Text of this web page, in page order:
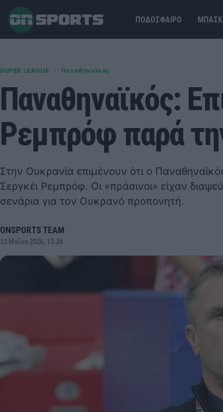
ΠΟΔΟΣΦΑΙΡΟ
SUPER LEAGUE · Παναθηναϊκός
Παναθηναϊκός:
Ρεμπρόφ παρά
Στην Ουκρανία επιμένουν ότι ο
Σεργκέι Ρεμπρόφ. Οι «πράσινοι» είχαν
σενάρια για τον Ουκρανό προπονητή.
ONSPORTS TEAM
12 Μαΐου 2026, 13:24